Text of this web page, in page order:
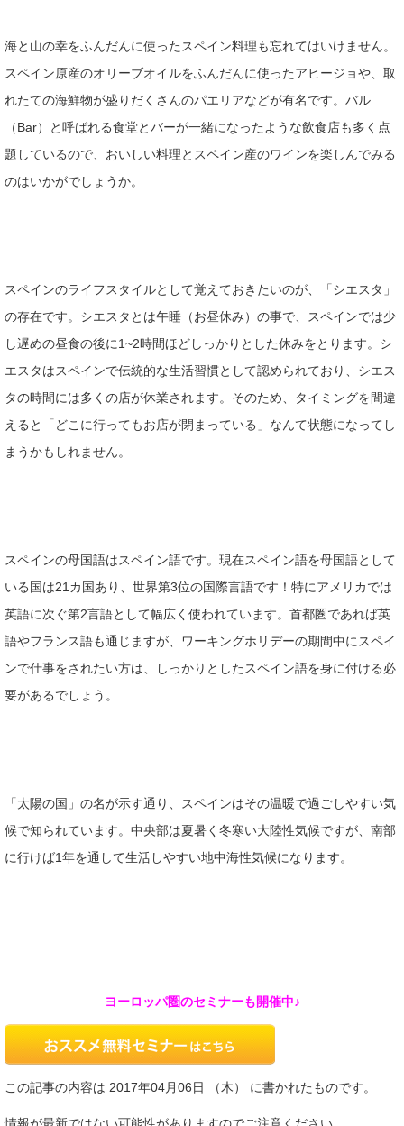
海と山の幸をふんだんに使ったスペイン料理も忘れてはいけません。
スペイン原産のオリーブオイルをふんだんに使ったアヒージョや、取
れたての海鮮物が盛りだくさんのパエリアなどが有名です。バル
（Bar）と呼ばれる食堂とバーが一緒になったような飲食店も多く点
題しているので、おいしい料理とスペイン産のワインを楽しんでみる
のはいかがでしょうか。
スペインのライフスタイルとして覚えておきたいのが、「シエスタ」
の存在です。シエスタとは午睡（お昼休み）の事で、スペインでは少
し遅めの昼食の後に1~2時間ほどしっかりとした休みをとります。シ
エスタはスペインで伝統的な生活習慣として認められており、シエス
タの時間には多くの店が休業されます。そのため、タイミングを間違
えると「どこに行ってもお店が閉まっている」なんて状態になってし
まうかもしれません。
スペインの母国語はスペイン語です。現在スペイン語を母国語として
いる国は21カ国あり、世界第3位の国際言語です！特にアメリカでは
英語に次ぐ第2言語として幅広く使われています。首都圏であれば英
語やフランス語も通じますが、ワーキングホリデーの期間中にスペイ
ンで仕事をされたい方は、しっかりとしたスペイン語を身に付ける必
要があるでしょう。
「太陽の国」の名が示す通り、スペインはその温暖で過ごしやすい気
候で知られています。中央部は夏暑く冬寒い大陸性気候ですが、南部
に行けば1年を通して生活しやすい地中海性気候になります。
ヨーロッパ圏のセミナーも開催中♪
この記事の内容は 2017年04月06日 （木） に書かれたものです。